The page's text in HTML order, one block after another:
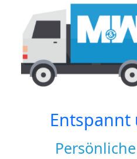
Entspannt